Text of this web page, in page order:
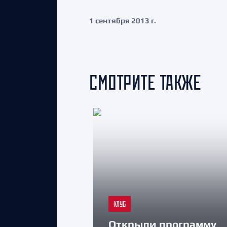
1 сентября 2013 г.
СМОТРИТЕ ТАКЖЕ
КЛУБ
Открыли программу